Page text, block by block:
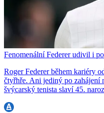
Fenomenální Federer udivil i
Roger Federer během kariéry
čtyřhře. Ani jediný po zahájení
švýcarský tenista slaví 45.